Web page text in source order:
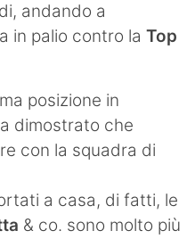
andando a
in palio contro la Top
posizione in
dimostrato che
con la squadra di
a casa, di fatti, le
& co. sono molto più